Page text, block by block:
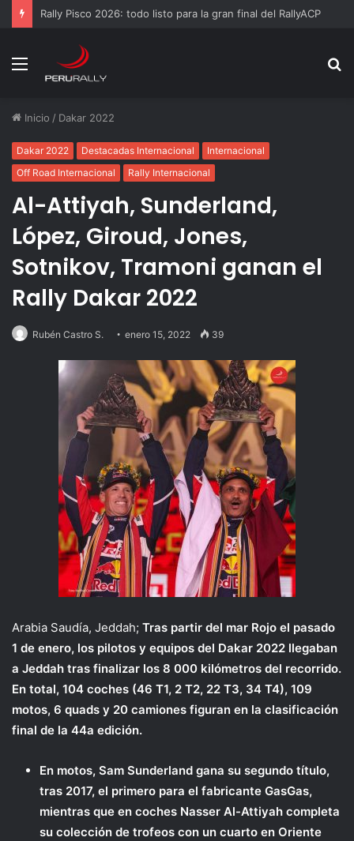
Rally Pisco 2026: todo listo para la gran final del RallyACP
Menú
Inicio / Dakar 2022
Dakar 2022 Destacadas Internacional
Internacional
Off Road Internacional
Rally Internacional
Al-Attiyah, Sunderland,
López, Giroud, Jones,
Sotnikov, Tramoni ganan el
Rally Dakar 2022
Rubén Castro S. enero 15, 2022 39
Arabia Saudía, Jeddah; Tras partir del mar Rojo el pasado
1 de enero, los pilotos y equipos del Dakar 2022 llegaban
a Jeddah tras finalizar los 8 000 kilómetros del recorrido.
En total, 104 coches (46 T1, 2 T2, 22 T3, 34 T4), 109
motos, 6 quads y 20 camiones figuran en la clasificación
final de la 44a edición.
En motos, Sam Sunderland gana su segundo título,
tras 2017, el primero para el fabricante GasGas,
mientras que en coches Nasser Al-Attiyah completa
su colección de trofeos con un cuarto en Oriente